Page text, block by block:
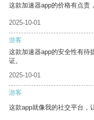
这款加速器app的价格有点贵
2025-10-01
游客
这款加速器app的安全性有待
证。
2025-10-01
游客
这款app就像我的社交平台，